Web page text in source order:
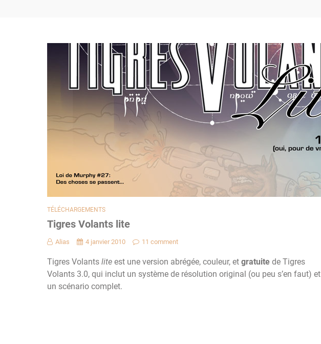
TÉLÉCHARGEMENTS
Tigres Volants lite
Alias 4 janvier 2010 11 comment
Tigres Volants lite est une version abrégée, couleur, et gratuite de Tigres
Volants 3.0, qui inclut un système de résolution original (ou peu s’en faut) et
un scénario complet.